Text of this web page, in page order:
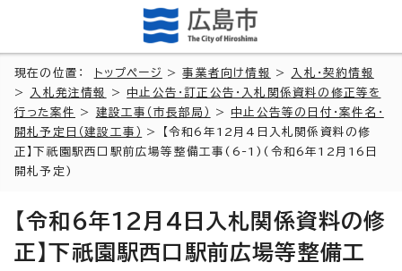
現在の位置： トップページ >事業者向け情報 >
入札・契約情報
>
入札発注情報 > 中止公告・訂正公告・入札関係資料の修正等を
行った案件
> 建設工事（市長部局） > 中止公告等の日付・案件名・
開札予定日（建設工事）
> 【令和6年12月4日入札関係資料の修
正】下祇園駅西口駅前広場等整備工事(6-1)(令和6年12月16日
開札予定)
【令和6年12月4日入札関係資料の修
正】下祇園駅西口駅前広場等整備工